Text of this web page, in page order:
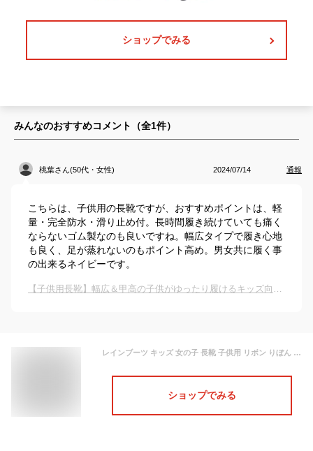
ショップでみる
みんなのおすすめコメント（全1件）
桃葉さん(50代・女性) 2024/07/14 通報
こちらは、子供用の長靴ですが、おすすめポイントは、軽
量・完全防水・滑り止め付。長時間履き続けていても痛く
ならないゴム製なのも良いですね。幅広タイプで履き心地
も良く、足が蒸れないのもポイント高め。男女共に履く事
の出来るネイビーです。
【子供用長靴】幅広＆甲高の子供がゆったり履けるキッズ向けのおすすめは？
レインブーツ キッズ 女の子 長靴 子供用 リボン りぼん 紺 ジュニア 子供 子ども 小学生 日本製 レインシューズ 雨靴 雨 ロング 男の子 幅広 軽量 男女兼用 通学 通園 保育園 幼稚園 小学校 防水 撥水 おしゃれ かわいい 女子 女児 ネイビー 無地 15 16 17 18 19 cm RB-1510
ショップでみる